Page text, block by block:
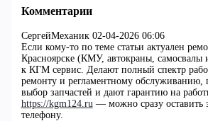
Комментарии
СергейМеханик 02-04-2026 06:06
Если кому-то по теме статьи актуален
Красноярске (КМУ, автокраны, самосвалы
к КГМ сервис. Делают полный спектр
ремонту и регламентному
выбор запчастей и дают гарантию на
https://kgm124.ru — можно сразу оставить
телефону.